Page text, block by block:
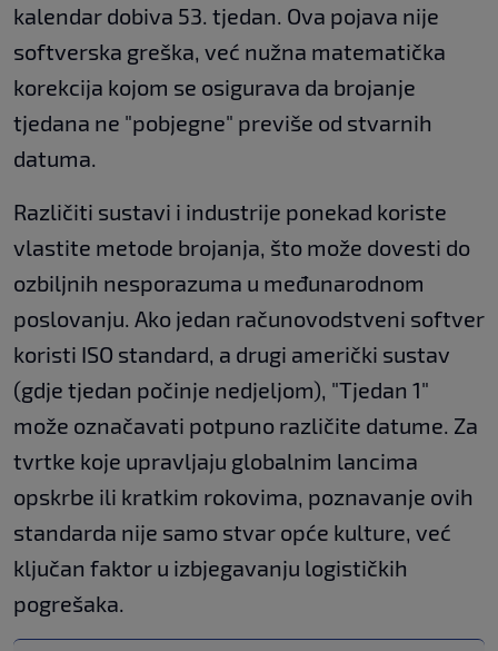
kalendar dobiva 53. tjedan. Ova pojava nije
softverska greška, već nužna matematička
korekcija kojom se osigurava da brojanje
tjedana ne "pobjegne" previše od stvarnih
datuma.
Različiti sustavi i industrije ponekad koriste
vlastite metode brojanja, što može dovesti do
ozbiljnih nesporazuma u međunarodnom
poslovanju. Ako jedan računovodstveni softver
koristi ISO standard, a drugi američki sustav
(gdje tjedan počinje nedjeljom), "Tjedan 1"
može označavati potpuno različite datume. Za
tvrtke koje upravljaju globalnim lancima
opskrbe ili kratkim rokovima, poznavanje ovih
standarda nije samo stvar opće kulture, već
ključan faktor u izbjegavanju logističkih
pogrešaka.